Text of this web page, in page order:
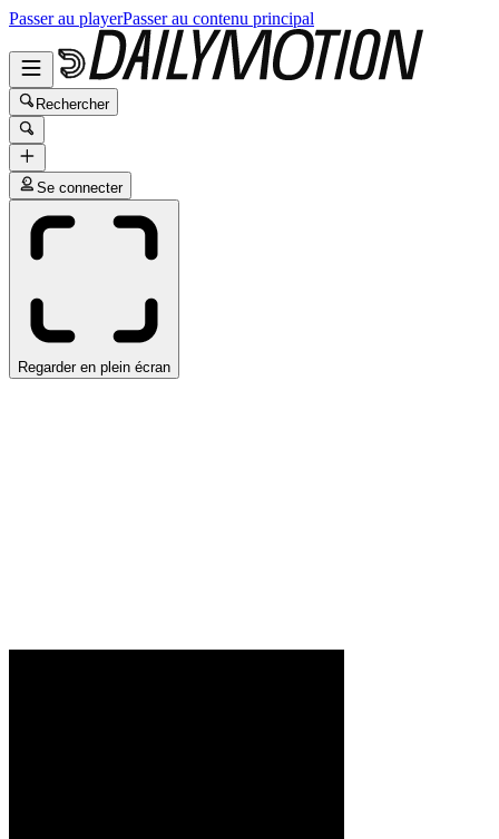
Passer au playerPasser au contenu principal
Rechercher
Se connecter
Regarder en plein écran